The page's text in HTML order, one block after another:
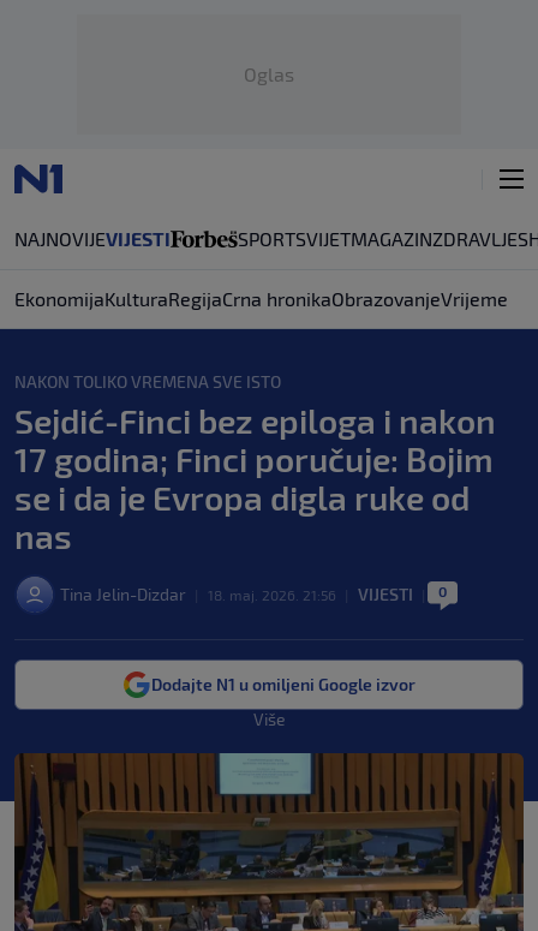
Oglas
NAJNOVIJEVIJESTI SPORTSVIJETMAGAZINZDRAVLJE
EkonomijaKulturaRegijaCrna hronikaObrazovanjeVrijeme
NAKON TOLIKO VREMENA SVE ISTO
Sejdić-Finci bez epiloga i nakon
17 godina; Finci poručuje: Bojim
se i da je Evropa digla ruke od
nas
Tina Jelin-Dizdar 18. maj. 2026. 21:56 VIJESTI 0
Dodajte N1 u omiljeni Google izvor
Više